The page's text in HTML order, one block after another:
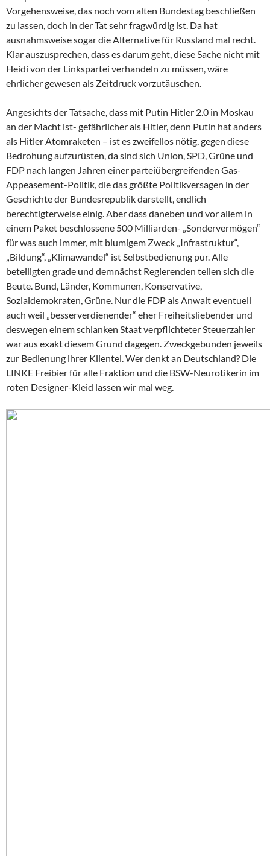
Vorgehensweise, das noch vom alten Bundestag beschließen
zu lassen, doch in der Tat sehr fragwürdig ist. Da hat
ausnahmsweise sogar die Alternative für Russland mal recht.
Klar auszusprechen, dass es darum geht, diese Sache nicht mit
Heidi von der Linkspartei verhandeln zu müssen, wäre
ehrlicher gewesen als Zeitdruck vorzutäuschen.
Angesichts der Tatsache, dass mit Putin Hitler 2.0 in Moskau
an der Macht ist- gefährlicher als Hitler, denn Putin hat anders
als Hitler Atomraketen – ist es zweifellos nötig, gegen diese
Bedrohung aufzurüsten, da sind sich Union, SPD, Grüne und
FDP nach langen Jahren einer parteiübergreifenden Gas-
Appeasement-Politik, die das größte Politikversagen in der
Geschichte der Bundesrepublik darstellt, endlich
berechtigterweise einig. Aber dass daneben und vor allem in
einem Paket beschlossene 500 Milliarden- „Sondervermögen“
für was auch immer, mit blumigem Zweck „Infrastruktur“,
„Bildung“, „Klimawandel“ ist Selbstbedienung pur. Alle
beteiligten grade und demnächst Regierenden teilen sich die
Beute. Bund, Länder, Kommunen, Konservative,
Sozialdemokraten, Grüne. Nur die FDP als Anwalt eventuell
auch weil „besserverdienender“ eher Freiheitsliebender und
deswegen einem schlanken Staat verpflichteter Steuerzahler
war aus exakt diesem Grund dagegen. Zweckgebunden jeweils
zur Bedienung ihrer Klientel. Wer denkt an Deutschland? Die
LINKE Freibier für alle Fraktion und die BSW-Neurotikerin im
roten Designer-Kleid lassen wir mal weg.